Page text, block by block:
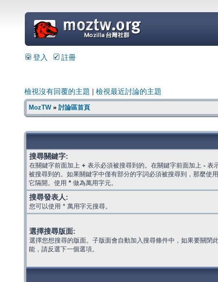
=
登入 註冊
檢視沒有回覆的主題 檢視最近討論的主題
MozTW» 討論區首頁
搜尋關鍵字:
在關鍵字前面加上 + 表示必須被搜尋到的。在關鍵字前面加上 - 表
被搜尋到的。如果關鍵字中僅有部分的字詞必須被搜尋到，那麼使
它隔開。使用 * 做為萬用字元。
搜尋發表人:
您可以使用 * 萬用字元搜尋。
選擇搜尋版面:
選擇您想搜尋的版面。子版面會自動加入搜尋條件中，如果要關閉
能，請反選下一個選項。